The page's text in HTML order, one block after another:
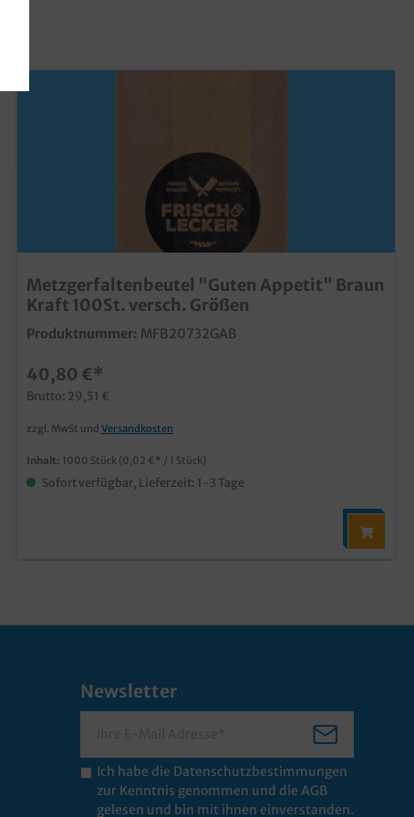
Metzgerfaltenbeutel "Guten Appetit" Braun
Kraft 100St. versch. Größen
Produktnummer: MFB20732GAB
40,80 €*
Brutto: 29,51 €
zzgl. MwSt und Versandkosten
Inhalt: 1000 Stück (0,02 €* / 1 Stück)
Sofort verfügbar, Lieferzeit: 1-3 Tage
Newsletter
Ich habe die Datenschutzbestimmungen
zur Kenntnis genommen und die AGB
gelesen und bin mit ihnen einverstanden.